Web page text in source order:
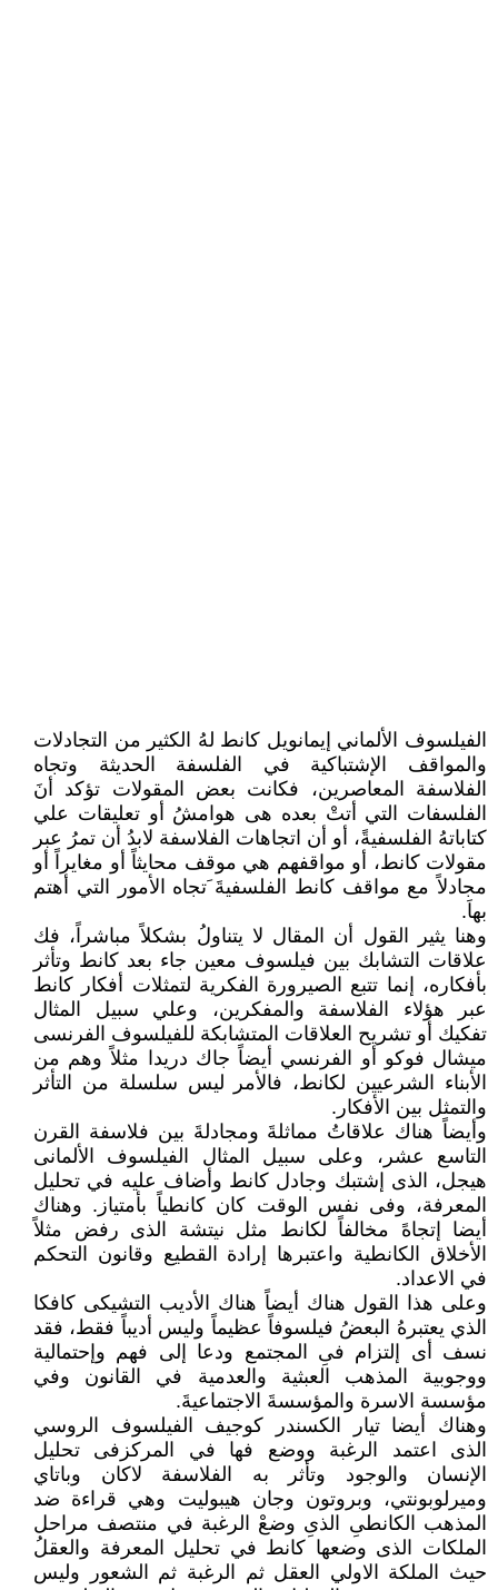
الفيلسوف الألماني إيمانويل كانط لهُ الكثير من التجادلات
والمواقف الإشتباكية في الفلسفة الحديثة وتجاه
الفلاسفة المعاصرين، فكانت بعض المقولات تؤكد أنَ
الفلسفات التي أتتْ بعده هى هوامشُ أو تعليقات علي
كتاباتهُ الفلسفيةً، أو أن اتجاهات الفلاسفة لابدُ أن تمرُ عبر
مقولات كانط، أو مواقفهم هي موقف محايثاً أو مغايراً أو
مجادلاً مع مواقف كانط الفلسفيةَ َتجاه الأمور التي أهتم
بهاَ.
وهنا يثير القول أن المقال لا يتناولُ بشكلاً مباشراً، فك
علاقات التشابك بين فيلسوف معين جاء بعد كانط وتأثر
بأفكاره، إنما تتبع الصيرورة الفكرية لتمثلات أفكار كانط
عبر هؤلاء الفلاسفة والمفكرين، وعلي سبيل المثال
تفكيك أو تشريح العلاقات المتشابكة للفيلسوف الفرنسى
ميشال فوكو أو الفرنسي أيضاً جاك دريدا مثلاً وهم من
الأبناء الشرعيين لكانط، فالأمر ليس سلسلة من التأثر
والتمثل بين الأفكار.
وأيضاً هناك علاقاتُ مماثلةَ ومجادلةَ بين فلاسفة القرن
التاسع عشر، وعلى سبيل المثال الفيلسوف الألمانى
هيجل، الذى إشتبك وجادل كانط وأضاف عليه في تحليل
المعرفة، وفى نفس الوقت كان كانطياً بأمتياز. وهناك
أيضا إتجاهً مخالفاً لكانط مثل نيتشة الذى رفض مثلاً
الأخلاق الكانطية واعتبرها إرادة القطيع وقانون التحكم
في الاعداد.
وعلى هذا القول هناك أيضاً هناك الأديب التشيكى كافكا
الذي يعتبرهُ البعضُ فيلسوفاً عظيماً وليس أديباً فقط، فقد
نسف أى إلتزام فىِ المجتمع ودعا إلى فهم وإحتمالية
ووجوبية المذهب العبثية والعدمية في القانون وفي
مؤسسة الاسرة والمؤسسةَ الاجتماعيةَ.
وهناك أيضا تيار الكسندر كوجيف الفيلسوف الروسي
الذى اعتمد الرغبة ووضع فها في المركزفى تحليل
الإنسان والوجود وتأثر به الفلاسفة لاكان وباتاي
وميرلوبونتي، وبروتون وجان هيبوليت وهي قراءة ضد
المذهب الكانطىِ الذىِ وضعْ الرغبة في منتصف مراحل
الملكات الذى وضعها كانط في تحليل المعرفة والعقلُ
حيث الملكة الاولي العقل ثم الرغبة ثم الشعور وليس